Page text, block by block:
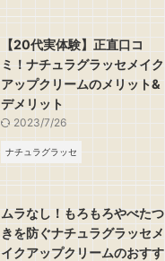
【20代実体験】正直口コ
ミ！ナチュラグラッセメイク
アップクリームのメリット&
デメリット
2023/7/26
ナチュラグラッセ
ムラなし！もろもろやべたつ
きを防ぐナチュラグラッセメ
イクアップクリームのおすす